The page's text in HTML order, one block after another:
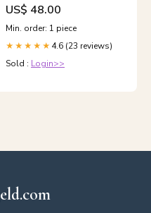
Nude V Neck Patchwork Silk
Mid Dress Summer
US$ 48.00
Min. order: 1 piece
★★★★★ 4.6 (23 reviews)
Sold : Login>>